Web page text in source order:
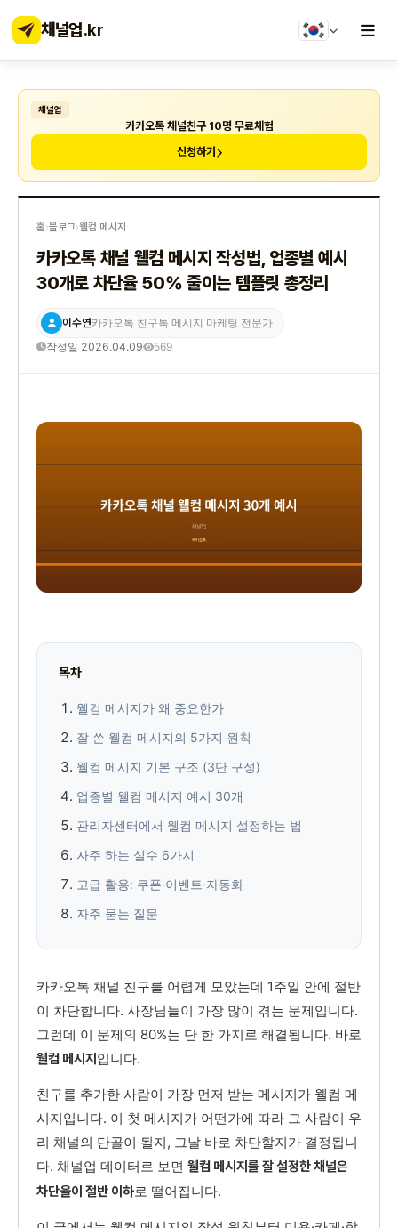
채널업.kr
채널업
카카오톡 채널친구 10명 무료체험
신청하기
홈›블로그›웰컴 메시지
카카오톡 채널 웰컴 메시지 작성법, 업종별 예시
30개로 차단율 50% 줄이는 템플릿 총정리
이수연카카오톡 친구톡 메시지 마케팅 전문가
작성일 2026.04.09 569
목차
웰컴 메시지가 왜 중요한가
잘 쓴 웰컴 메시지의 5가지 원칙
웰컴 메시지 기본 구조 (3단 구성)
업종별 웰컴 메시지 예시 30개
관리자센터에서 웰컴 메시지 설정하는 법
자주 하는 실수 6가지
고급 활용: 쿠폰·이벤트·자동화
자주 묻는 질문
카카오톡 채널 친구를 어렵게 모았는데 1주일 안에 절반
이 차단합니다. 사장님들이 가장 많이 겪는 문제입니다.
그런데 이 문제의 80%는 단 한 가지로 해결됩니다. 바로
웰컴 메시지 입니다.
친구를 추가한 사람이 가장 먼저 받는 메시지가 웰컴 메
시지입니다. 이 첫 메시지가 어떤가에 따라 그 사람이 우
리 채널의 단골이 될지, 그날 바로 차단할지가 결정됩니
다. 채널업 데이터로 보면 웰컴 메시지를 잘 설정한 채널은
차단율이 절반 이하로 떨어집니다.